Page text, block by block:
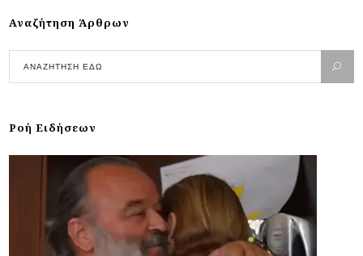
Αναζήτηση Άρθρων
Ροή Ειδήσεων